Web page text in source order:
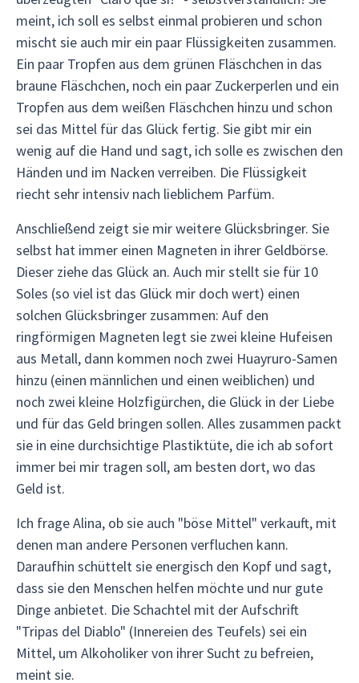
meint, ich soll es selbst einmal probieren und schon
mischt sie auch mir ein paar Flüssigkeiten zusammen.
Ein paar Tropfen aus dem grünen Fläschchen in das
braune Fläschchen, noch ein paar Zuckerperlen und ein
Tropfen aus dem weißen Fläschchen hinzu und schon
sei das Mittel für das Glück fertig. Sie gibt mir ein
wenig auf die Hand und sagt, ich solle es zwischen den
Händen und im Nacken verreiben. Die Flüssigkeit
riecht sehr intensiv nach lieblichem Parfüm.
Anschließend zeigt sie mir weitere Glücksbringer. Sie
selbst hat immer einen Magneten in ihrer Geldbörse.
Dieser ziehe das Glück an. Auch mir stellt sie für 10
Soles (so viel ist das Glück mir doch wert) einen
solchen Glücksbringer zusammen: Auf den
ringförmigen Magneten legt sie zwei kleine Hufeisen
aus Metall, dann kommen noch zwei Huayruro-Samen
hinzu (einen männlichen und einen weiblichen) und
noch zwei kleine Holzfigürchen, die Glück in der Liebe
und für das Geld bringen sollen. Alles zusammen packt
sie in eine durchsichtige Plastiktüte, die ich ab sofort
immer bei mir tragen soll, am besten dort, wo das
Geld ist.
Ich frage Alina, ob sie auch "böse Mittel" verkauft, mit
denen man andere Personen verfluchen kann.
Daraufhin schüttelt sie energisch den Kopf und sagt,
dass sie den Menschen helfen möchte und nur gute
Dinge anbietet. Die Schachtel mit der Aufschrift
"Tripas del Diablo" (Innereien des Teufels) sei ein
Mittel, um Alkoholiker von ihrer Sucht zu befreien,
meint sie.